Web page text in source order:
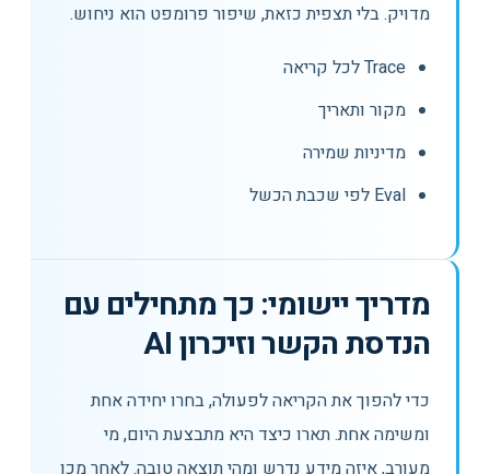
מדויק. בלי תצפית כזאת, שיפור פרומפט הוא ניחוש.
Trace לכל קריאה
מקור ותאריך
מדיניות שמירה
Eval לפי שכבת הכשל
מדריך יישומי: כך מתחילים עם
הנדסת הקשר וזיכרון AI
כדי להפוך את הקריאה לפעולה, בחרו יחידה אחת
ומשימה אחת. תארו כיצד היא מתבצעת היום, מי
מעורב, איזה מידע נדרש ומהי תוצאה טובה. לאחר מכן